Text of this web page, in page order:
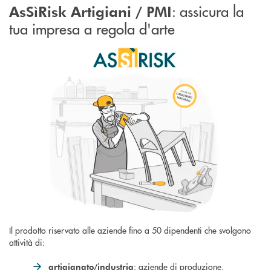
AsSìRisk Artigiani / PMI: assicura la
tua impresa a regola d'arte
Il prodotto riservato alle aziende fino a 50 dipendenti che svolgono
attività di:
artigianato/industria: aziende di produzione,